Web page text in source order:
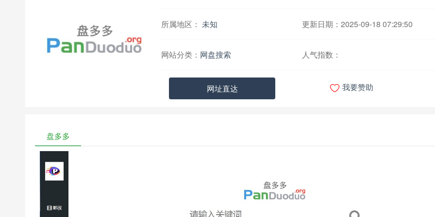
所属地区： 未知 更新日期：2025-09-18 07:29:50
网站分类： 网盘搜索 人气指数：
网址直达  我要赞助
盘多多